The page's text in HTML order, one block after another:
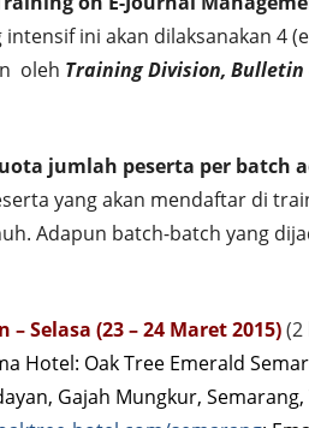
ini akan dilaksanakan 4
oleh Training Division, Bulletin
jumlah peserta per batch
yang akan mendaftar di
Adapun batch-batch yang
– Selasa (23 – 24 Maret 2015)(2
Hotel: Oak Tree Emerald
Gajah Mungkur, Semarang,